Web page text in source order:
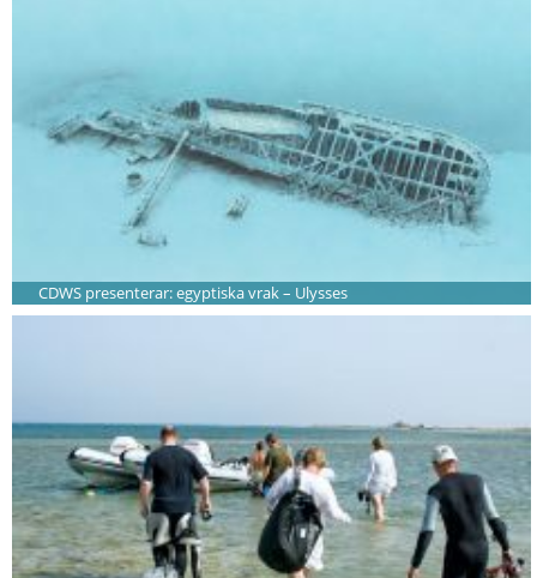
CDWS presenterar: egyptiska vrak – Ulysses